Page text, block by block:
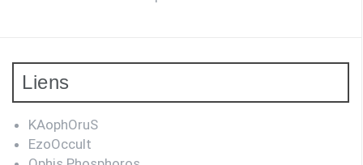
Liens
KAophOruS
EzoOccult